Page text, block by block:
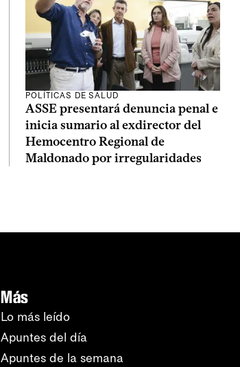
POLÍTICAS DE SALUD
ASSE presentará denuncia penal e
inicia sumario al exdirector del
Hemocentro Regional de
Maldonado por irregularidades
Más
Lo más leído
Apuntes del día
Apuntes de la semana